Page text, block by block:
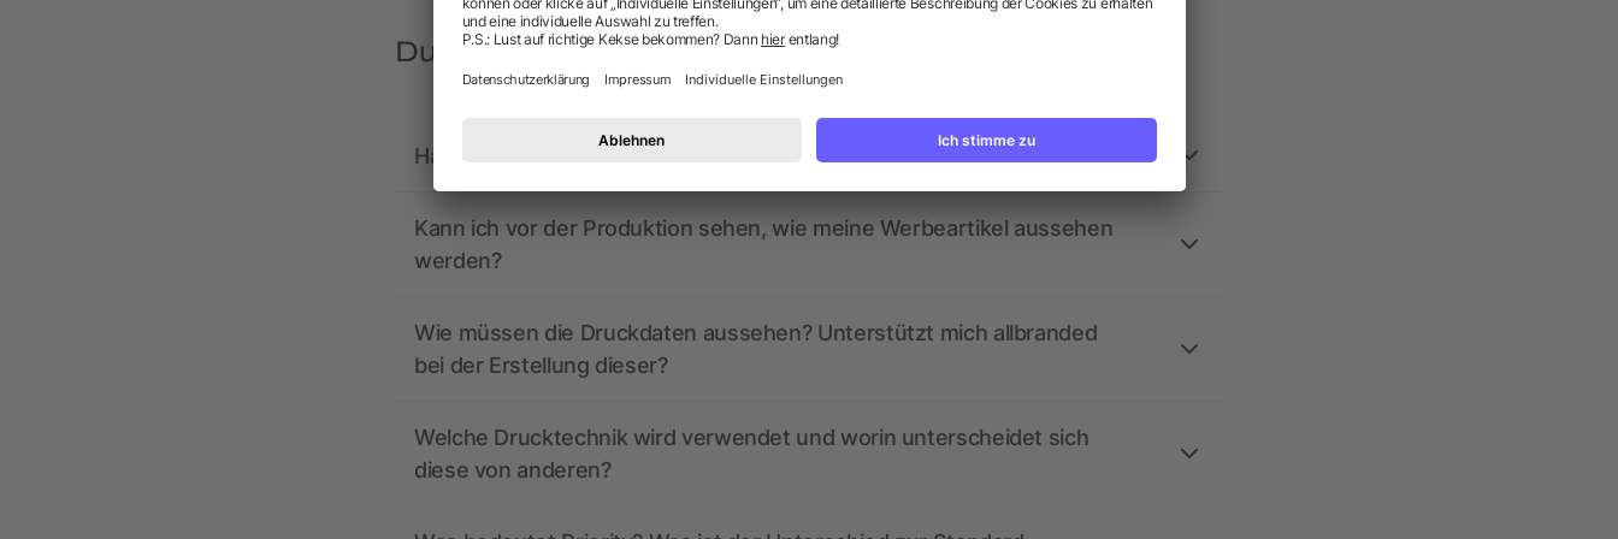
Du hast Fragen? Wir haben die Antworten.
Hat allbranded derzeit aktive Gutscheincodes?
Kann ich vor der Produktion sehen, wie meine Werbeartikel aussehen
werden?
Wie müssen die Druckdaten aussehen? Unterstützt mich allbranded
bei der Erstellung dieser?
Welche Drucktechnik wird verwendet und worin unterscheidet sich
diese von anderen?